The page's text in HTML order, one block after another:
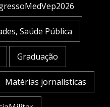
Saúde Pública
Graduação
Matérias jornalísticas